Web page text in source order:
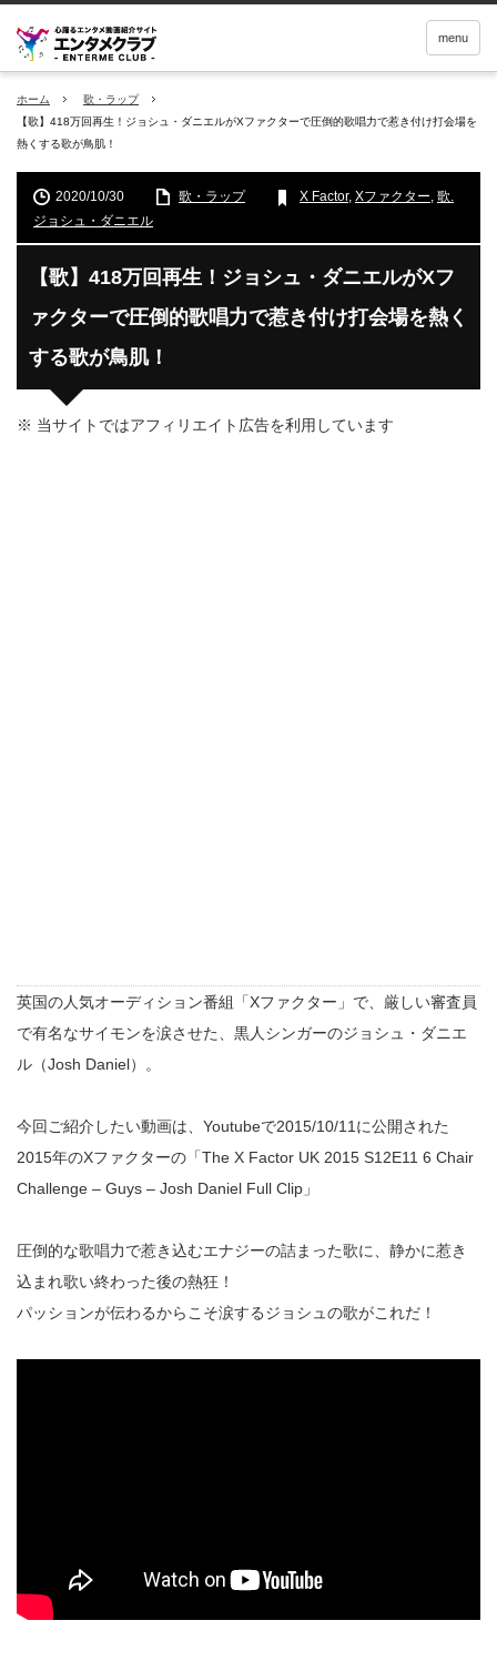
menu
ホーム
歌・ラップ
【歌】418万回再生！ジョシュ・ダニエルがXファクターで圧倒的歌唱力で惹き付け打会場を
熱くする歌が鳥肌！
2020/10/30 歌・ラップ X Factor, Xファクター, 歌.
ジョシュ・ダニエル
【歌】418万回再生！ジョシュ・ダニエルがXフ
ァクターで圧倒的歌唱力で惹き付け打会場を熱く
する歌が鳥肌！
※ 当サイトではアフィリエイト広告を利用しています
英国の人気オーディション番組「Xファクター」で、厳しい審査員
で有名なサイモンを涙させた、黒人シンガーのジョシュ・ダニエ
ル（Josh Daniel）。
今回ご紹介したい動画は、Youtubeで2015/10/11に公開された
2015年のXファクターの「The X Factor UK 2015 S12E11 6 Chair
Challenge – Guys – Josh Daniel Full Clip」
圧倒的な歌唱力で惹き込むエナジーの詰まった歌に、静かに惹き
込まれ歌い終わった後の熱狂！
パッションが伝わるからこそ涙するジョシュの歌がこれだ！